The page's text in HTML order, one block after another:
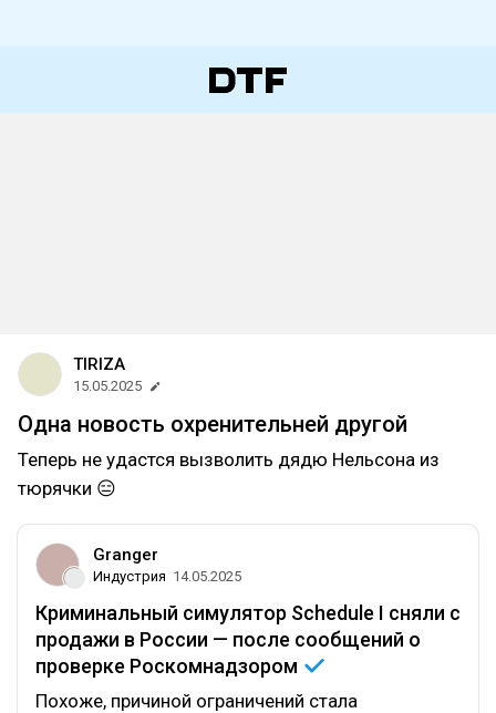
TIRIZA
15.05.2025
Одна новость охренительней другой
Теперь не удастся вызволить дядю Нельсона из
тюрячки 😑
Granger
Индустрия 14.05.2025
Криминальный симулятор Schedule I сняли с
продажи в России — после сообщений о
проверке Роскомнадзором
Похоже, причиной ограничений стала